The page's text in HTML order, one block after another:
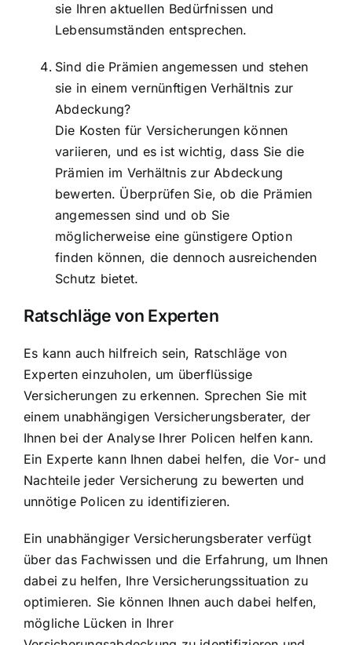
sie Ihren aktuellen Bedürfnissen und
Lebensumständen entsprechen.
Sind die Prämien angemessen und stehen
sie in einem vernünftigen Verhältnis zur
Abdeckung?
Die Kosten für Versicherungen können
variieren, und es ist wichtig, dass Sie die
Prämien im Verhältnis zur Abdeckung
bewerten. Überprüfen Sie, ob die Prämien
angemessen sind und ob Sie
möglicherweise eine günstigere Option
finden können, die dennoch ausreichenden
Schutz bietet.
Ratschläge von Experten
Es kann auch hilfreich sein, Ratschläge von
Experten einzuholen, um überflüssige
Versicherungen zu erkennen. Sprechen Sie mit
einem unabhängigen Versicherungsberater, der
Ihnen bei der Analyse Ihrer Policen helfen kann.
Ein Experte kann Ihnen dabei helfen, die Vor- und
Nachteile jeder Versicherung zu bewerten und
unnötige Policen zu identifizieren.
Ein unabhängiger Versicherungsberater verfügt
über das Fachwissen und die Erfahrung, um Ihnen
dabei zu helfen, Ihre Versicherungssituation zu
optimieren. Sie können Ihnen auch dabei helfen,
mögliche Lücken in Ihrer